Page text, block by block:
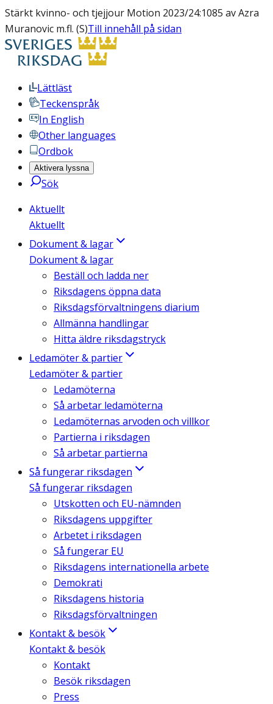
Stärkt kvinno- och tjejjour Motion 2023/24:1085 av Azra
Muranovic m.fl. (S)Till innehåll på sidan
Lättläst
Teckenspråk
In English
Other languages
Ordbok
Aktivera lyssna
Sök
Aktuellt
Aktuellt
Dokument & lagar
Dokument & lagar
Beställ och ladda ner
Riksdagens öppna data
Riksdagsförvaltningens diarium
Allmänna handlingar
Hitta äldre riksdagstryck
Ledamöter & partier
Ledamöter & partier
Ledamöterna
Så arbetar ledamöterna
Ledamöternas arvoden och villkor
Partierna i riksdagen
Så arbetar partierna
Så fungerar riksdagen
Så fungerar riksdagen
Utskotten och EU-nämnden
Riksdagens uppgifter
Arbetet i riksdagen
Så fungerar EU
Riksdagens internationella arbete
Demokrati
Riksdagens historia
Riksdagsförvaltningen
Kontakt & besök
Kontakt & besök
Kontakt
Besök riksdagen
Press